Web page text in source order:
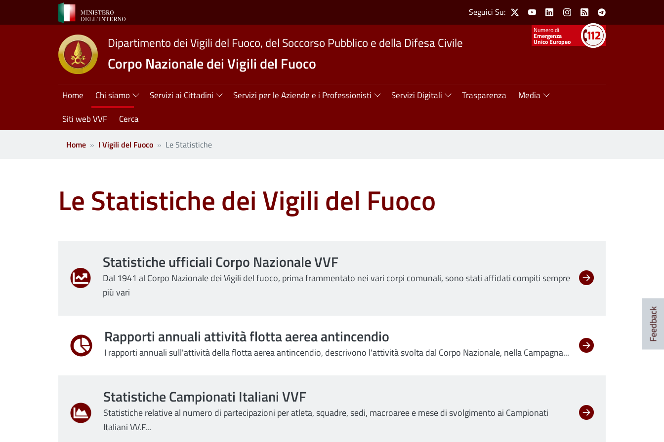
Salta al contenuto principale Social Menu
Seguici Su: X YoutubeLinkedinInstagram
Feed Telegram
Numeri utili
Emergenza
Unico Europeo
Dipartimento dei Vigili del Fuoco, del Soccorso Pubblico e della Difesa Civile
Corpo Nazionale dei Vigili del Fuoco
Navigazione principale
Home Chi siamo Servizi ai Cittadini Servizi per le Aziende e i Professionisti Servizi Digitali Trasparenza
Media
Siti web VVF
Cerca
Home I Vigili del Fuoco Le Statistiche
Le Statistiche dei Vigili del Fuoco
Statistiche ufficiali Corpo Nazionale VVF
Dal 1941 al Corpo Nazionale dei Vigili del fuoco, prima frammentato nei vari corpi comunali, sono stati affidati compiti sempre
più vari
Rapporti annuali attività flotta aerea antincendio
I rapporti annuali sull'attività della flotta aerea antincendio, descrivono l'attività svolta dal Corpo Nazionale, nella Campagna...
Statistiche Campionati Italiani VVF
Statistiche relative al numero di partecipazioni per atleta, squadre, sedi, macroaree e mese di svolgimento ai Campionati
Italiani VV.F...
Feedback